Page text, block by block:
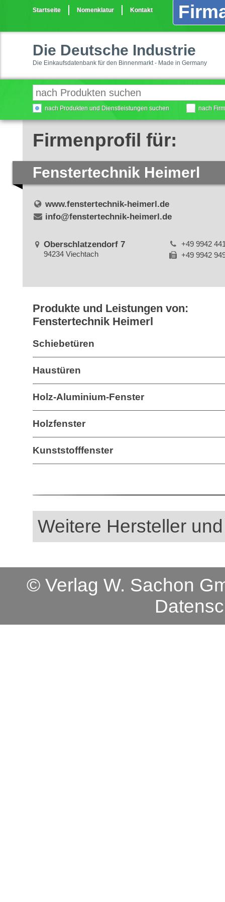
Startseite Nomenklatur Kontakt
Die Deutsche Industrie
Die Einkaufsdatenbank für den Binnenmarkt - Made in Germany
nach Produkten und Dienstleistungen suchen nach
Firmenprofil für:
Fenstertechnik Heimerl
www.fenstertechnik-heimerl.de
info@fenstertechnik-heimerl.de
Oberschlatzendorf 7
94234 Viechtach
+49 9942
+49 9942
Produkte und Leistungen von:
Fenstertechnik Heimerl
Schiebetüren
Haustüren
Holz-Aluminium-Fenster
Holzfenster
Kunststofffenster
Weitere Hersteller
© Verlag W. Sachon